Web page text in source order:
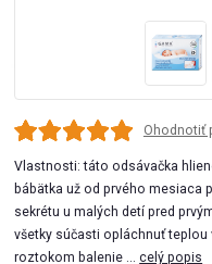
Ohodnotiť
Vlastnosti: táto odsávačka
bábätka už od prvého mesiaca
sekrétu u malých detí pred
všetky súčasti opláchnuť teplou
roztokom balenie ...celý popis